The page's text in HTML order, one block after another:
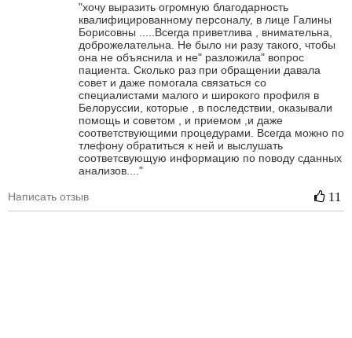
"хочу выразить огромную благодарность
квалифицированному персоналу, в лице Галины
Борисовны .....Всегда приветлива , внимательна,
доброжелательна. Не было ни разу такого, чтобы
она не объяснила и не" разложила" вопрос
пациента. Сколько раз при обращении давала
совет и даже помогала связаться со
специалистами малого и широкого профиля в
Белоруссии, которые , в последствии, оказывали
помощь и советом , и приемом ,и даже
соответствующими процедурами. Всегда можно по
тлефону обратиться к ней и выслушать
соответсвующую информацию по поводу сданных
анализов...."
Написать отзыв 11